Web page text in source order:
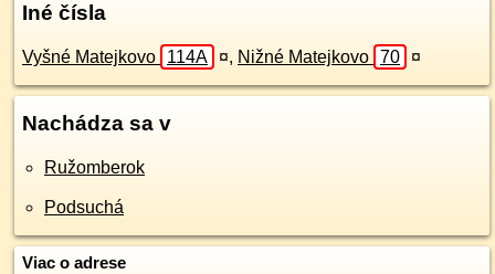
Iné čísla
Vyšné Matejkovo 114A ¤, Nižné Matejkovo 70 ¤
Nachádza sa v
Ružomberok
Podsuchá
Viac o adrese